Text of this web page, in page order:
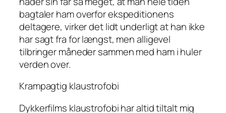
bagtaler ham overfor ekspeditionens
deltagere, virker det lidt underligt at han ikke
har sagt fra for længst, men alligevel
tilbringer måneder sammen med ham i huler
verden over.
Krampagtig klaustrofobi
Dykkerfilms klaustrofobi har altid tiltalt mig